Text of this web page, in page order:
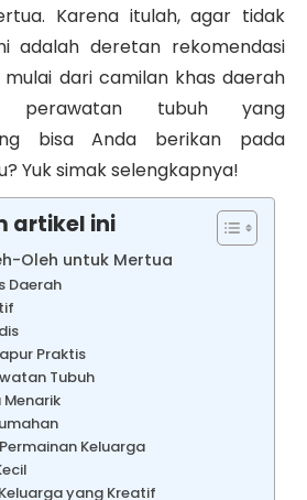
Karena itulah, agar tidak
adalah deretan rekomendasi
dari camilan khas daerah
perawatan tubuh yang
bisa Anda berikan pada
Yuk simak selengkapnya!
artikel ini
Oleh untuk Mertua
Daerah
Praktis
Tubuh
Menarik
Keluarga
yang Kreatif